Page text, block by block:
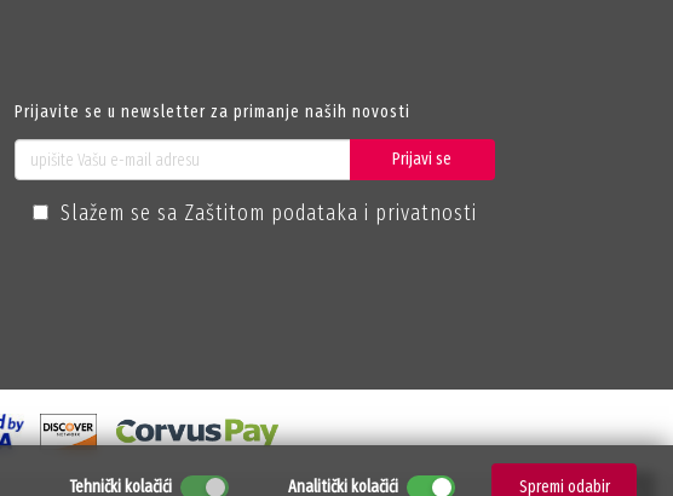
Prijavite se u newsletter za primanje naših novosti
Prijavi se
Slažem se sa Zaštitom podataka i privatnosti
Tehnički kolačići Analitički kolačići Spremi odabir